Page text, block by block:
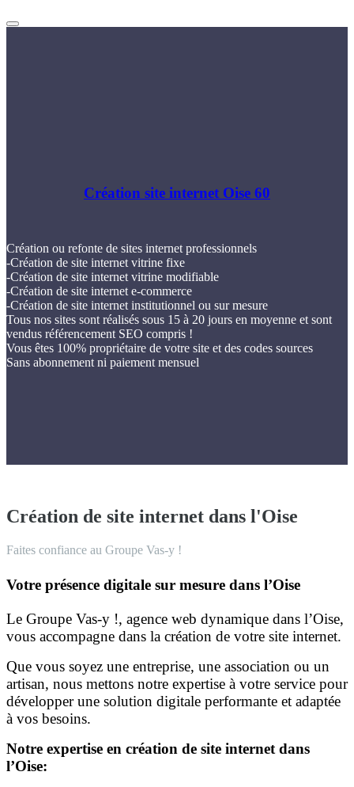
Création site internet Oise 60
Création ou refonte de sites internet professionnels
-Création de site internet vitrine fixe
-Création de site internet vitrine modifiable
-Création de site internet e-commerce
-Création de site internet institutionnel ou sur mesure
Tous nos sites sont réalisés sous 15 à 20 jours en moyenne et sont
vendus référencement SEO compris !
Vous êtes 100% propriétaire de votre site et des codes sources
Sans abonnement ni paiement mensuel
Création de site internet dans l'Oise
Faites confiance au Groupe Vas-y !
Votre présence digitale sur mesure dans l’Oise
Le Groupe Vas-y !, agence web dynamique dans l’Oise,
vous accompagne dans la création de votre site internet.
Que vous soyez une entreprise, une association ou un
artisan, nous mettons notre expertise à votre service pour
développer une solution digitale performante et adaptée
à vos besoins.
Notre expertise en création de site internet dans
l’Oise: